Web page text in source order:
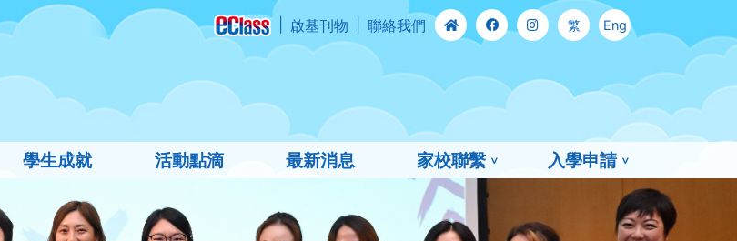
啟基刊物 聯絡我們 繁 Eng
學生成就 活動點滴 最新消息 家校聯繫 入學申請